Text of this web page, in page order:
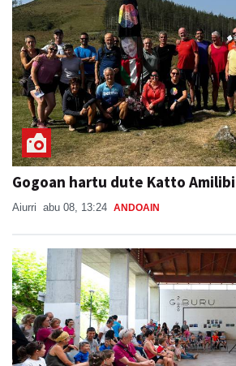
Gogoan hartu dute Katto
Aiurri abu 08, 13:24 ANDOAIN